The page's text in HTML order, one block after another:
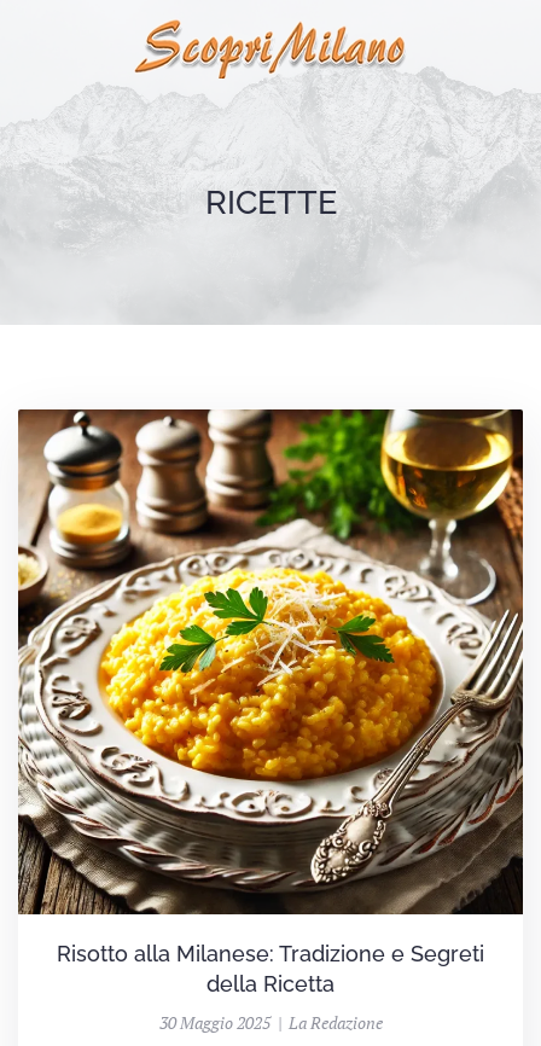
Skip to main content
RICETTE
Risotto alla Milanese: Tradizione e Segreti
della Ricetta
30 Maggio 2025 | La Redazione